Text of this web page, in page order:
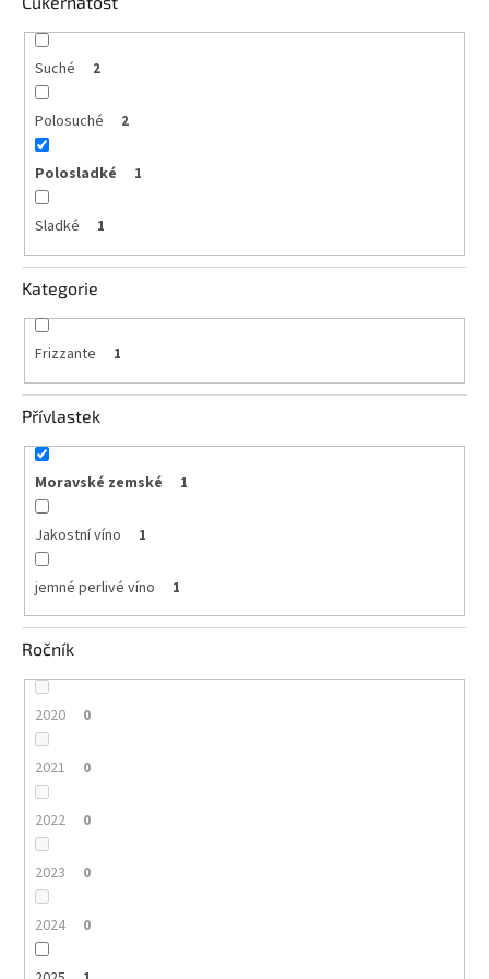
Suché 2
Polosuché 2
Polosladké 1
Sladké 1
Kategorie
Frizzante 1
Přívlastek
Moravské zemské 1
Jakostní víno 1
jemné perlivé víno 1
Ročník
2020 0
2021 0
2022 0
2023 0
2024 0